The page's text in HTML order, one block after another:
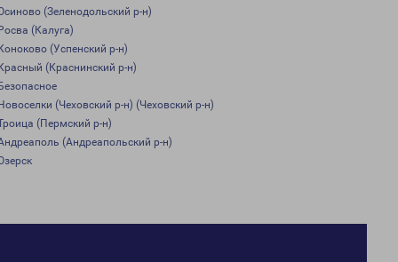
(Зеленодольский р-н)
(Калуга)
(Успенский р-н)
(Краснинский р-н)
(Чеховский р-н) (Чеховский р-н)
(Пермский р-н)
(Андреапольский р-н)